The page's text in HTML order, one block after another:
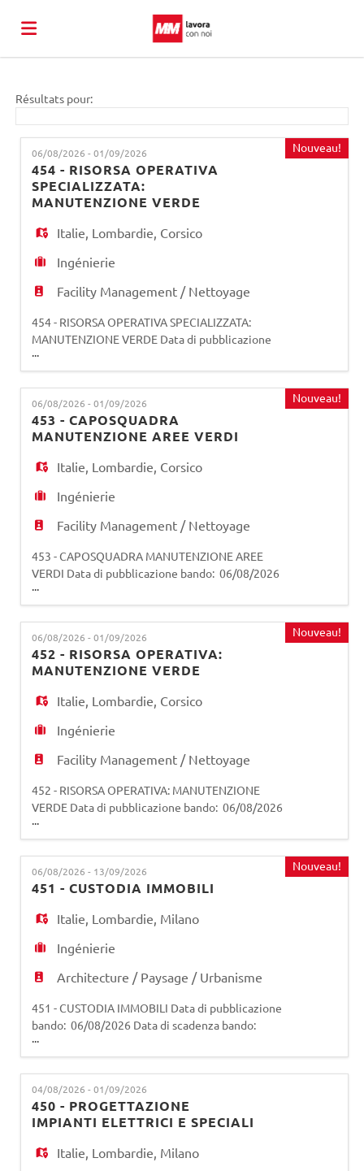
al
sito
Emplois
Déposez
FR
IT
DE
PT
Résultats pour:
06/08/2026 - 01/09/2026
454 - RISORSA OPERATIVA
SPECIALIZZATA:
MANUTENZIONE VERDE
Italie, Lombardie, Corsico
Ingénierie
Facility Management / Nettoyage
454 - RISORSA OPERATIVA SPECIALIZZATA:
MANUTENZIONE VERDE Data di pubblicazione
bando: 06/08/2026 Data di scadenza bando:
01/09/2026 (salvo eventuale proroga da parte
della società) La persona selezionata si occuperà
dell'esecuzione delle lavorazioni più
specialistiche relative alla manutenzione delle
aree verdi di Proprietà del Comune di Mila
...
Nouveau!
06/08/2026 - 01/09/2026
453 - CAPOSQUADRA
MANUTENZIONE AREE VERDI
Italie, Lombardie, Corsico
Ingénierie
Facility Management / Nettoyage
453 - CAPOSQUADRA MANUTENZIONE AREE
VERDI Data di pubblicazione bando: 06/08/2026
Data di scadenza bando: 01/09/2026 (salvo
eventuale proroga da parte della società) La
risorsa selezionata opererà all'interno della
struttura deputata alla gestione del verde e si
occuperà dell'esecuzione delle lavorazioni
relative alla manutenzione delle aree v
...
Nouveau!
06/08/2026 - 01/09/2026
452 - RISORSA OPERATIVA:
MANUTENZIONE VERDE
Italie, Lombardie, Corsico
Ingénierie
Facility Management / Nettoyage
452 - RISORSA OPERATIVA: MANUTENZIONE
VERDE Data di pubblicazione bando: 06/08/2026
Data di scadenza bando: 01/09/2026 (salvo
eventuale proroga da parte della società) La
persona selezionata opererà all'interno della
struttura incaricata della gestione del verde e si
occuperà dell'esecuzione delle lavorazioni di
...
Nouveau!
06/08/2026 - 13/09/2026
451 - CUSTODIA IMMOBILI
Italie, Lombardie, Milano
Ingénierie
Architecture / Paysage / Urbanisme
451 - CUSTODIA IMMOBILI Data di pubblicazione
bando: 06/08/2026 Data di scadenza bando:
13/09/2026 (salvo eventuale proroga da parte
della società) La risorsa ha l'obiettivo di
garantire la vigilanza, la custodia, la pulizia e la
verifica dell'operato dei fornitori e mansioni
accessorie degli immobili di Edilizia Residenziale
Pubblica, al f
...
Nouveau!
04/08/2026 - 01/09/2026
450 - PROGETTAZIONE
IMPIANTI ELETTRICI E SPECIALI
Italie, Lombardie, Milano